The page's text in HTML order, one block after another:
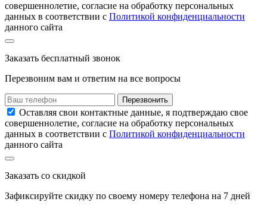
совершеннолетие, согласие на обработку персональных
данных в соответствии с Политикой конфиденциальности
данного сайта
Заказать бесплатный звонок
Перезвоним вам и ответим на все вопросы
Перезвонить
Оставляя свои контактные данные, я подтверждаю свое
совершеннолетие, согласие на обработку персональных
данных в соответствии с Политикой конфиденциальности
данного сайта
Заказать со скидкой
Зафиксируйте скидку по своему номеру телефона на 7 дней